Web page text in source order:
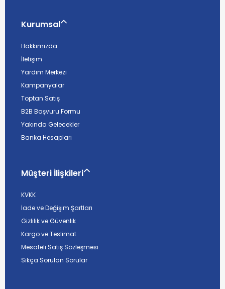
Kurumsal
Hakkımızda
İletişim
Yardım Merkezi
Kampanyalar
Toptan Satış
B2B Başvuru Formu
Yakında Gelecekler
Banka Hesapları
Müşteri İlişkileri
KVKK
İade ve Değişim Şartları
Gizlilik ve Güvenlik
Kargo ve Teslimat
Mesafeli Satış Sözleşmesi
Sıkça Sorulan Sorular